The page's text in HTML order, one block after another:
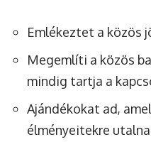
Emlékeztet a közös
Megemlíti a közös
mindig tartja a
Ajándékokat ad,
élményeitekre